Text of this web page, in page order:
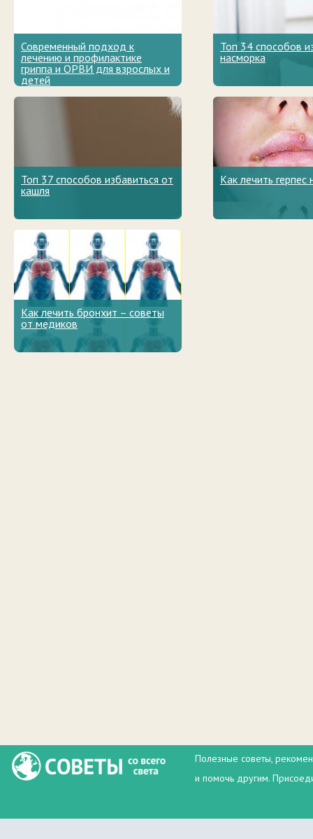
Современный подход к
лечению и профилактике
гриппа и ОРВИ для взрослых и
детей
Топ 34 способов
насморка
Топ 37 способов избавиться от
кашля
Как лечить герпес
Как лечить бронхит – советы
от медиков
Полезные советы,
и помочь другим.